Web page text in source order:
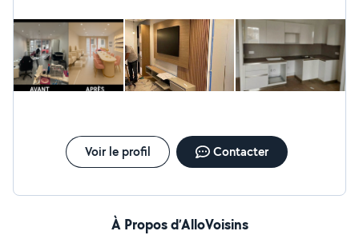
Voir le profil Contacter
À Propos d’AlloVoisins